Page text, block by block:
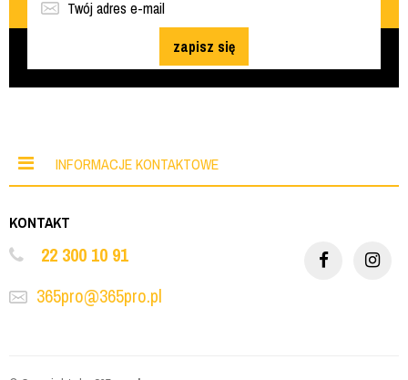
zapisz się
INFORMACJE KONTAKTOWE
KONTAKT
22 300 10 91
365pro@365pro.pl